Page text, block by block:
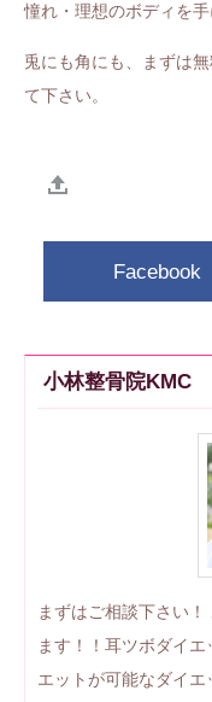
憧れ・理想のボディを
兎にも角にも、まずは
て下さい。
Facebook
小林整骨院KMC
まずはご相談下さい
ます！！耳ツボダイ
エットが可能なダイ